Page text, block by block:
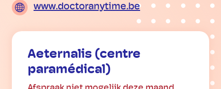
www.doctoranytime.be
Aeternalis (centre
paramédical)